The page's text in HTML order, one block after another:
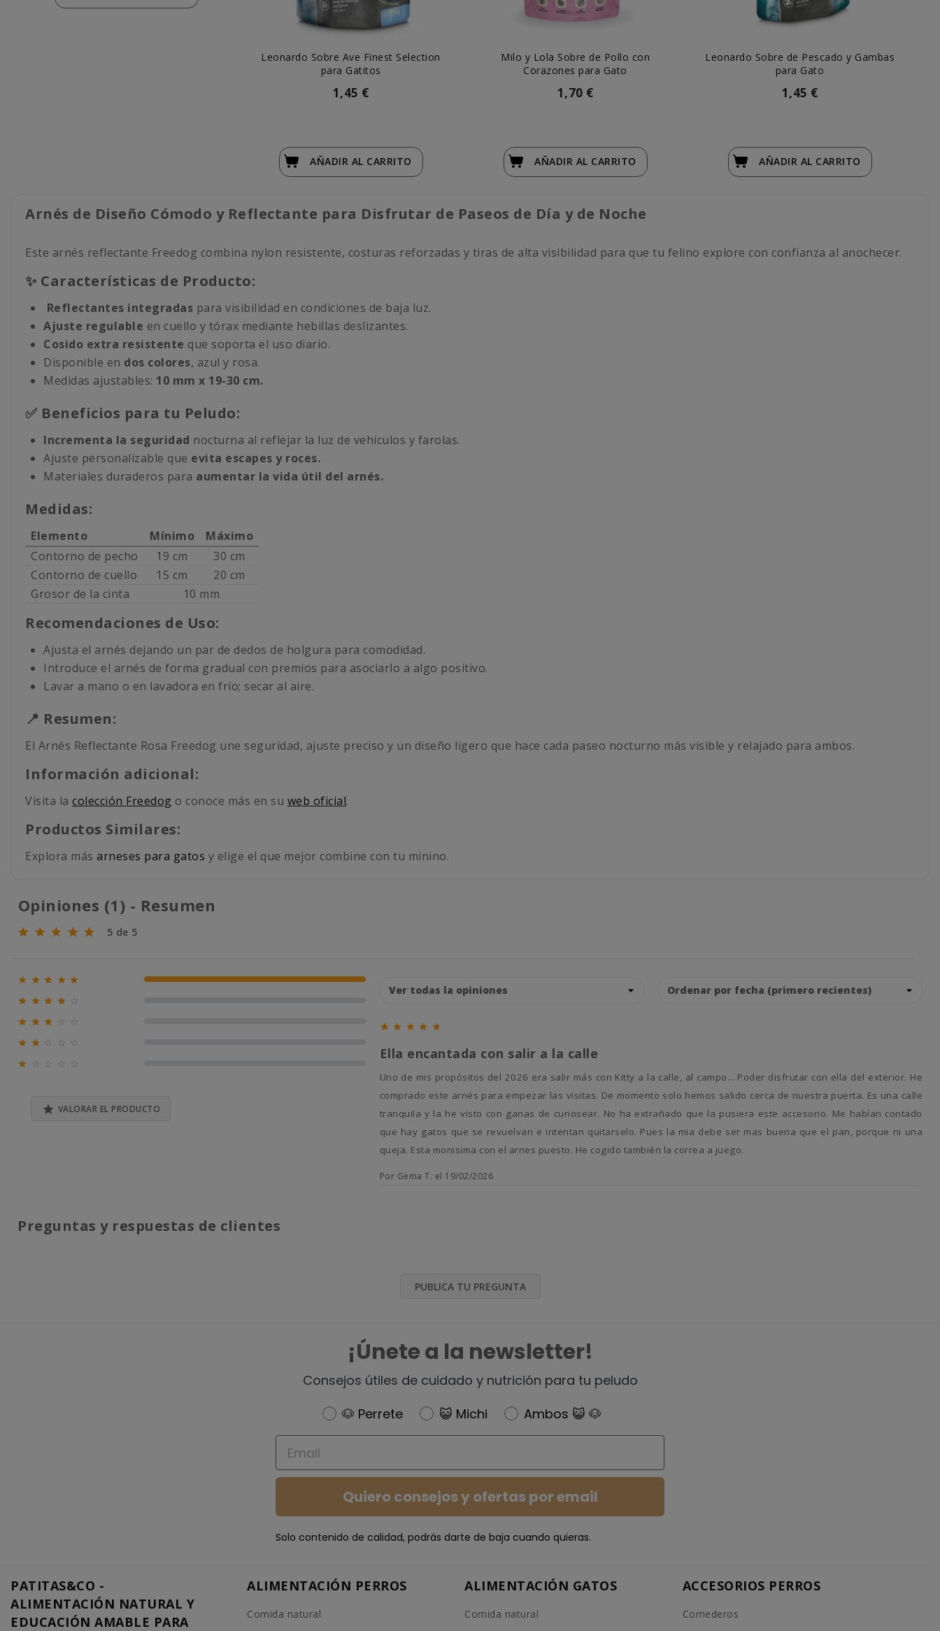
Leonardo Sobre Ave Finest Selection
para Gatitos
1,45 €
AÑADIR AL CARRITO
Milo y Lola Sobre de Pollo con
Corazones para Gato
1,70 €
AÑADIR AL CARRITO
Leonardo Sobre de Pescado y Gambas
para Gato
1,45 €
AÑADIR AL CARRITO
Arnés de Diseño Cómodo y Reflectante para Disfrutar de Paseos de Día y de Noche
Este arnés reflectante Freedog combina nylon resistente, costuras reforzadas y tiras de alta visibilidad para que tu felino explore con confianza al anochecer.
✨ Características de Producto:
Reflectantes integradas para visibilidad en condiciones de baja luz.
Ajuste regulable en cuello y tórax mediante hebillas deslizantes.
Cosido extra resistente que soporta el uso diario.
Disponible en dos colores, azul y rosa.
Medidas ajustables: 10 mm x 19-30 cm.
✅ Beneficios para tu Peludo:
Incrementa la seguridad nocturna al reflejar la luz de vehículos y farolas.
Ajuste personalizable que evita escapes y roces.
Materiales duraderos para aumentar la vida útil del arnés.
Medidas:
Elemento Mínimo
Máximo
Contorno de pecho
19 cm
30 cm
Contorno de cuello
15 cm
20 cm
Grosor de la cinta
10 mm
Recomendaciones de Uso:
Ajusta el arnés dejando un par de dedos de holgura para comodidad.
Introduce el arnés de forma gradual con premios para asociarlo a algo positivo.
Lavar a mano o en lavadora en frío; secar al aire.
📍 Resumen:
El Arnés Reflectante Rosa Freedog une seguridad, ajuste preciso y un diseño ligero que hace cada paseo nocturno más visible y relajado para ambos.
Información adicional:
Visita la colección Freedog o conoce más en su web oficial.
Productos Similares:
Explora más arneses para gatos y elige el que mejor combine con tu minino.
Opiniones (1) - Resumen
5 de 5
     100% (1)
   
  
 

 VALORAR EL PRODUCTO
    
Ella encantada con salir a la calle
Uno de mis propósitos del 2026 era salir más con Kitty a la calle, al campo... Poder disfrutar con ella del exterior. He
comprado este arnés para empezar las visitas. De momento solo hemos salido cerca de nuestra puerta. Es una calle
tranquila y la he visto con ganas de curiosear. No ha extrañado que la pusiera este accesorio. Me habían contado
que hay gatos que se revuelvan e intentan quitarselo. Pues la mia debe ser mas buena que el pan, porque ni una
queja. Esta monisima con el arnes puesto. He cogido también la correa a juego.
Por Gema T. el 19/02/2026
Preguntas y respuestas de clientes
PUBLICA TU PREGUNTA
¡Únete a la newsletter!
Consejos útiles de cuidado y nutrición para tu peludo
Newsletter
🐶 Perrete 😺 Michi
Ambos 😺 🐶
Email
Quiero consejos y ofertas por email
Solo contenido de calidad, podrás darte de baja cuando quieras.
PATITAS&CO -
ALIMENTACIÓN NATURAL Y
EDUCACIÓN AMABLE PARA
ALIMENTACIÓN PERROS
Comida natural
ALIMENTACIÓN GATOS
Comida natural
ACCESORIOS PERROS
Comederos